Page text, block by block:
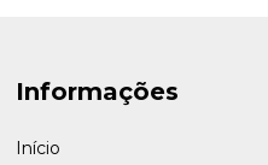
Informações
Início